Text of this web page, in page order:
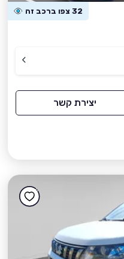
32 צפו ברכב זה
יצירת קשר